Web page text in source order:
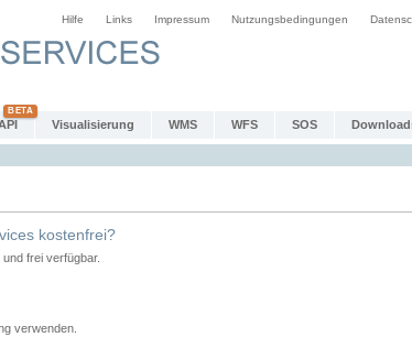
Hilfe Links Impressum Nutzungsbedingungen
Visualisierung WMS WFS SOS
kostenfrei?
frei verfügbar.
verwenden.